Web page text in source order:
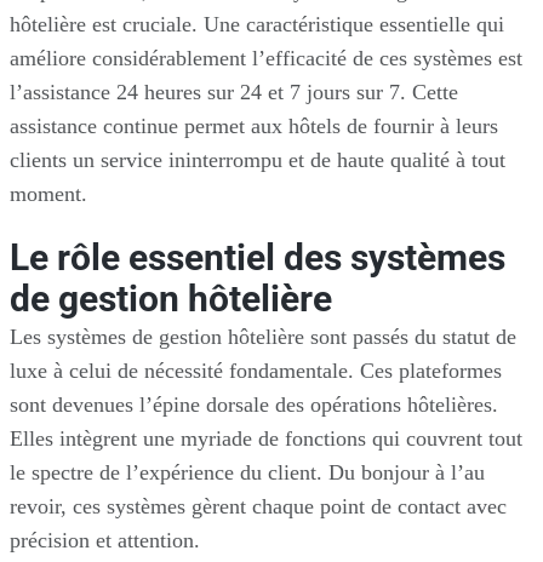
hôtelière est cruciale. Une caractéristique essentielle qui
améliore considérablement l’efficacité de ces systèmes est
l’assistance 24 heures sur 24 et 7 jours sur 7. Cette
assistance continue permet aux hôtels de fournir à leurs
clients un service ininterrompu et de haute qualité à tout
moment.
Le rôle essentiel des systèmes
de gestion hôtelière
Les systèmes de gestion hôtelière sont passés du statut de
luxe à celui de nécessité fondamentale. Ces plateformes
sont devenues l’épine dorsale des opérations hôtelières.
Elles intègrent une myriade de fonctions qui couvrent tout
le spectre de l’expérience du client. Du bonjour à l’au
revoir, ces systèmes gèrent chaque point de contact avec
précision et attention.